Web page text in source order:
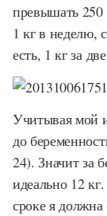
превышать
1 кг в неделю,
есть, 1 кг за
Учитывая мой
до
24). Значит за
идеально 12
сроке я должна